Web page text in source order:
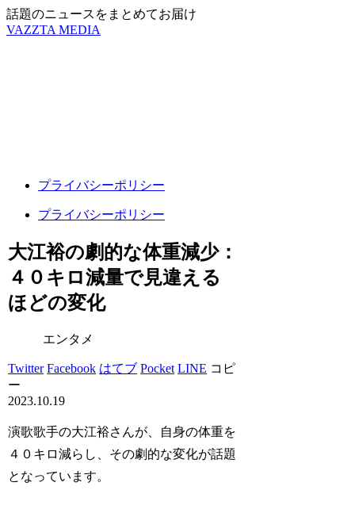
話題のニュースをまとめてお届け
VAZZTA MEDIA
プライバシーポリシー
プライバシーポリシー
大江裕の劇的な体重減少：
４０キロ減量で見違える
ほどの変化
エンタメ
Twitter Facebook はてブ Pocket LINE コピ
ー
2023.10.19
演歌歌手の大江裕さんが、自身の体重を
４０キロ減らし、その劇的な変化が話題
となっています。